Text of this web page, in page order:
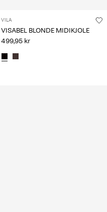
VILA
VISABEL BLONDE MIDIKJOLE
499,95 kr